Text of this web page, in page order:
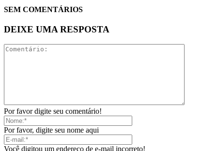
SEM COMENTÁRIOS
DEIXE UMA RESPOSTA
Por favor digite seu comentário!
Por favor, digite seu nome aqui
Você digitou um endereço de e-mail incorreto!